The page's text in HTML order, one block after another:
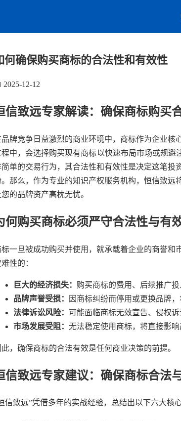
何确保购买商标的合法性和有效性
2025-12-12
信致远专家解读：确保商标购买
品牌竞争日益激烈的商业环境中，商标作为企业
程中，会选择购买现有商标以快速布局市场或规避
简单的交易行为，其合法性和有效性是决定这笔投
。那么，作为专业的知识产权服务机构，恒信致远
的品牌资产高枕无忧。
何购买商标必须严守合法性与有
标一旦被成功购买并使用，就承载着企业的商誉
性的：
巨大的经济损失： 购买商标的费用、后续推广投
品牌声誉受损：
因商标纠纷而停用或更换品牌
法律诉讼风险： 可能面临商标无效宣告、侵权诉
市场发展受阻： 无法稳定使用商标，将直接影响
此，确保商标的合法有效是任何商业决策的前提。
信致远专家建议：确保商标合法
信致远”凭借多年的实战经验，总结出以下六大核